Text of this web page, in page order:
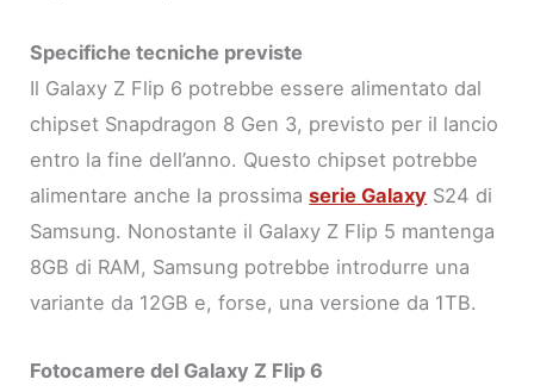
Specifiche tecniche previste
Il Galaxy Z Flip 6 potrebbe essere alimentato dal
chipset Snapdragon 8 Gen 3, previsto per il lancio
entro la fine dell’anno. Questo chipset potrebbe
alimentare anche la prossimaserie Galaxy S24 di
Samsung. Nonostante il Galaxy Z Flip 5 mantenga
8GB di RAM, Samsung potrebbe introdurre una
variante da 12GB e, forse, una versione da 1TB.
Fotocamere del Galaxy Z Flip 6